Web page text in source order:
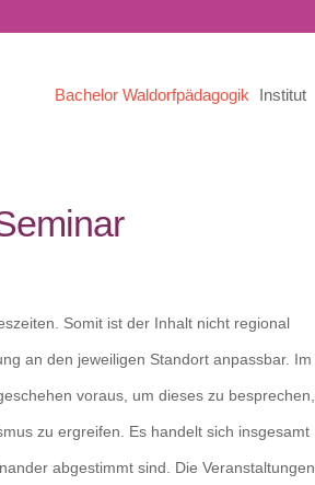
Bachelor Waldorfpädagogik Institut
Somit ist der Inhalt nicht regional
an den jeweiligen Standort anpassbar. Im
voraus, um dieses zu besprechen,
zu ergreifen. Es handelt sich insgesamt
abgestimmt sind. Die Veranstaltungen